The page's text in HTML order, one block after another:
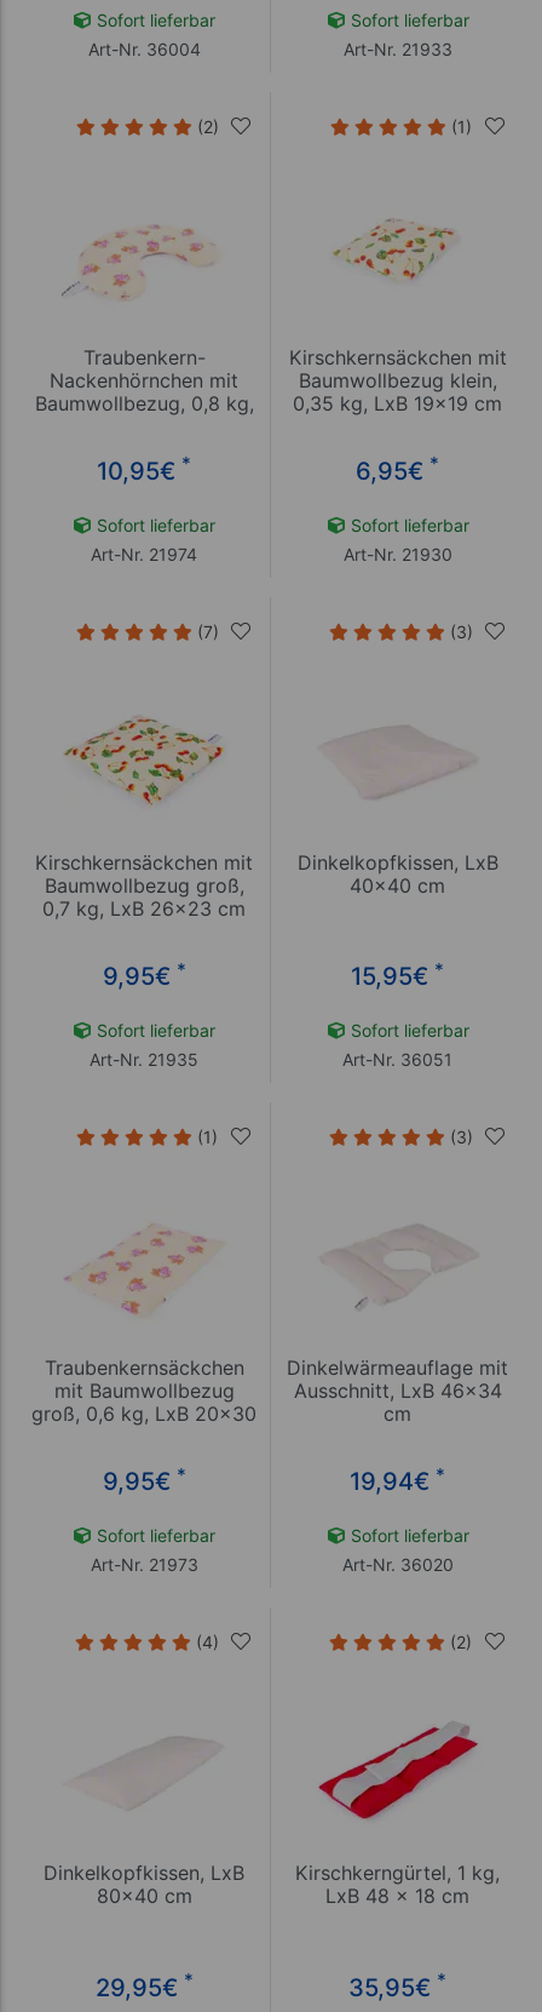
Sofort lieferbar
Art-Nr. 36004
Sofort lieferbar
Art-Nr. 21933
(2)
Traubenkern-
Nackenhörnchen mit
Baumwollbezug, 0,8 kg,
10,95€ *
Sofort lieferbar
Art-Nr. 21974
(1)
Kirschkernsäckchen mit
Baumwollbezug klein,
0,35 kg, LxB 19x19 cm
6,95€ *
Sofort lieferbar
Art-Nr. 21930
(7)
Kirschkernsäckchen mit
Baumwollbezug groß,
0,7 kg, LxB 26x23 cm
9,95€ *
Sofort lieferbar
Art-Nr. 21935
(3)
Dinkelkopfkissen, LxB
40x40 cm
15,95€ *
Sofort lieferbar
Art-Nr. 36051
(1)
Traubenkernsäckchen
mit Baumwollbezug
groß, 0,6 kg, LxB 20x30
9,95€ *
Sofort lieferbar
Art-Nr. 21973
(3)
Dinkelwärmeauflage mit
Ausschnitt, LxB 46x34
cm
19,94€ *
Sofort lieferbar
Art-Nr. 36020
(4)
Dinkelkopfkissen, LxB
80x40 cm
29,95€ *
(2)
Kirschkerngürtel, 1 kg,
LxB 48 x 18 cm
35,95€ *